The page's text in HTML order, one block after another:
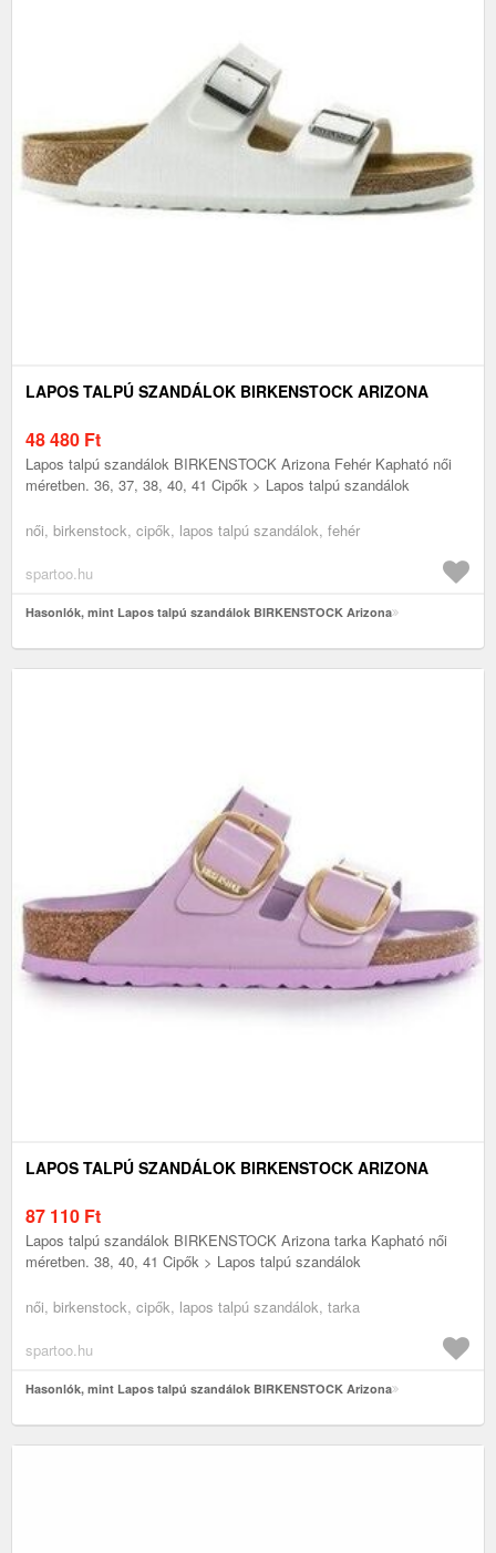
LAPOS TALPÚ SZANDÁLOK BIRKENSTOCK ARIZONA
48 480 Ft
Lapos talpú szandálok BIRKENSTOCK Arizona Fehér Kapható női
méretben. 36, 37, 38, 40, 41 Cipők > Lapos talpú szandálok
női, birkenstock, cipők, lapos talpú szandálok, fehér
spartoo.hu
Hasonlók, mint Lapos talpú szandálok BIRKENSTOCK Arizona
LAPOS TALPÚ SZANDÁLOK BIRKENSTOCK ARIZONA
87 110 Ft
Lapos talpú szandálok BIRKENSTOCK Arizona tarka Kapható női
méretben. 38, 40, 41 Cipők > Lapos talpú szandálok
női, birkenstock, cipők, lapos talpú szandálok, tarka
spartoo.hu
Hasonlók, mint Lapos talpú szandálok BIRKENSTOCK Arizona